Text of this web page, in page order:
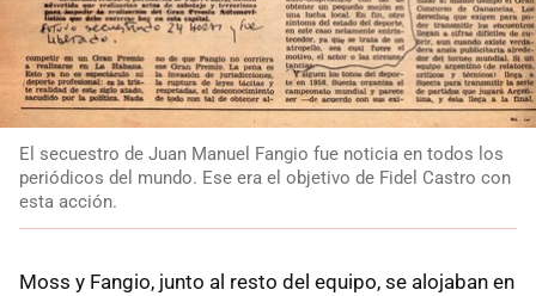
El secuestro de Juan Manuel Fangio fue noticia en todos los
periódicos del mundo. Ese era el objetivo de Fidel Castro con
esta acción.
Moss y Fangio, junto al resto del equipo, se alojaban en